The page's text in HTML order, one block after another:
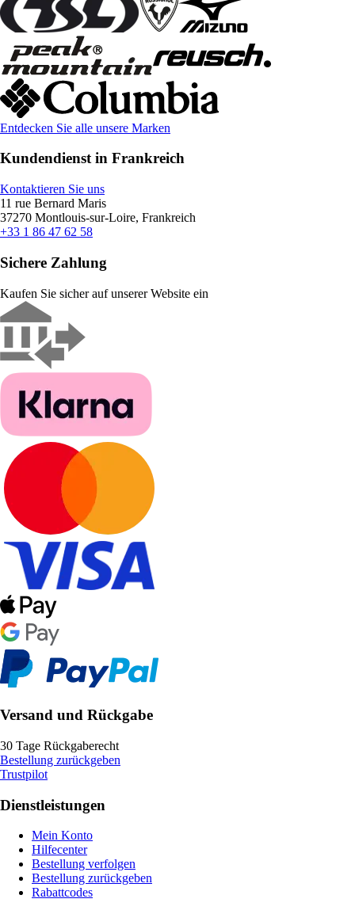
Entdecken Sie alle unsere Marken
Kundendienst in Frankreich
Kontaktieren Sie uns
11 rue Bernard Maris
37270 Montlouis-sur-Loire, Frankreich
+33 1 86 47 62 58
Sichere Zahlung
Kaufen Sie sicher auf unserer Website ein
Versand und Rückgabe
30 Tage Rückgaberecht
Bestellung zurückgeben
Trustpilot
Dienstleistungen
Mein Konto
Hilfecenter
Bestellung verfolgen
Bestellung zurückgeben
Rabattcodes